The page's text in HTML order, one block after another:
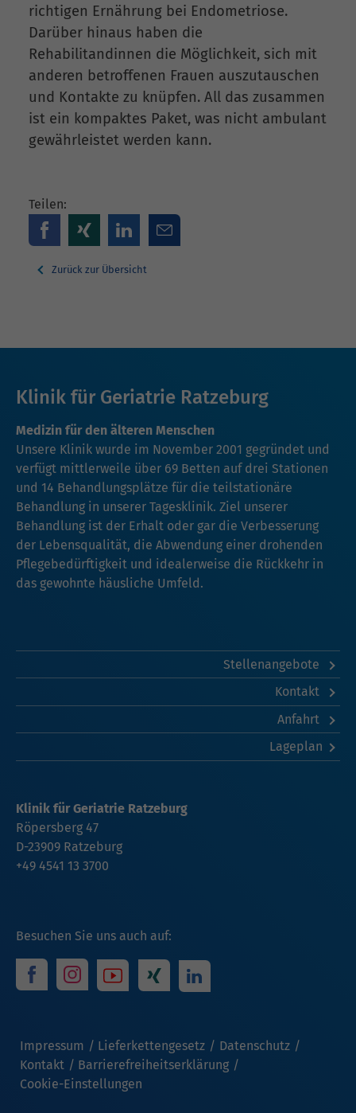
richtigen Ernährung bei Endometriose.
Darüber hinaus haben die
Rehabilitandinnen die Möglichkeit, sich mit
anderen betroffenen Frauen auszutauschen
und Kontakte zu knüpfen. All das zusammen
ist ein kompaktes Paket, was nicht ambulant
gewährleistet werden kann.
Teilen:
Zurück zur Übersicht
Klinik für Geriatrie Ratzeburg
Medizin für den älteren Menschen
Unsere Klinik wurde im November 2001 gegründet und
verfügt mittlerweile über 69 Betten auf drei Stationen
und 14 Behandlungsplätze für die teilstationäre
Behandlung in unserer Tagesklinik. Ziel unserer
Behandlung ist der Erhalt oder gar die Verbesserung
der Lebensqualität, die Abwendung einer drohenden
Pflegebedürftigkeit und idealerweise die Rückkehr in
das gewohnte häusliche Umfeld.
Stellenangebote
Kontakt
Anfahrt
Lageplan
Besuchen Sie uns auch auf:
Impressum Lieferkettengesetz
Datenschutz
Kontakt
Barrierefreiheitserklärung
Cookie-Einstellungen
Klinik für Geriatrie Ratzeburg
Röpersberg 47
D-23909 Ratzeburg
+49 4541 13 3700